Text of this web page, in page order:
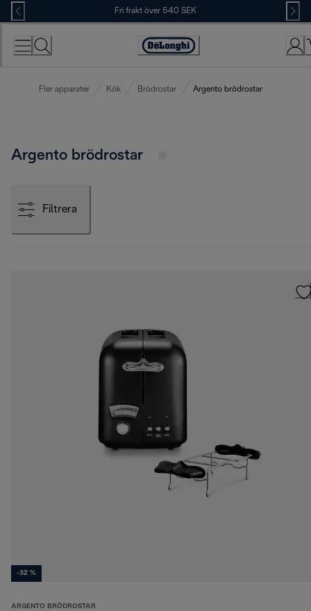
Skip
to
Content
Fri frakt över 540 SEK
Accessibility
Fler apparater Kök Brödrostar Argento brödrostar
Argento brödrostar
Filtrera
-32 %
ARGENTO BRÖDROSTAR